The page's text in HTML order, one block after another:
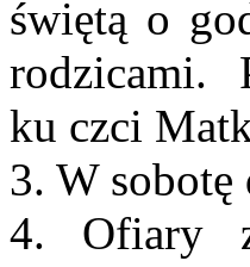
świętą o
rodzicami.
ku czci
3. W
4. Ofiary z